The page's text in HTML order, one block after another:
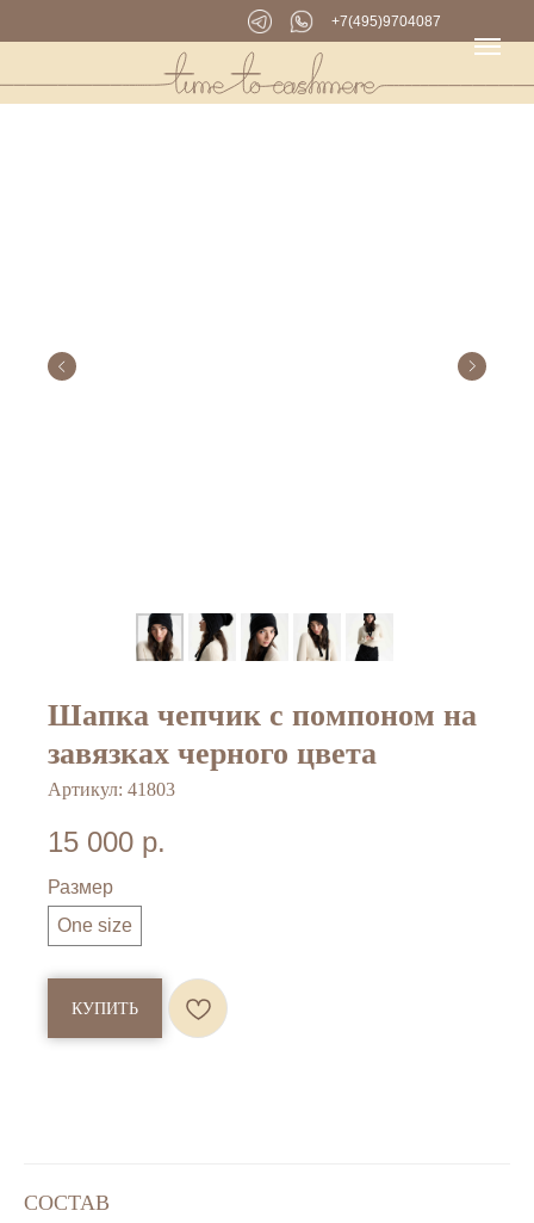
+7(495)9704087
Шапка чепчик с помпоном на
завязках черного цвета
Артикул: 41803
15 000 р.
Размер
One size
КУПИТЬ
СОСТАВ